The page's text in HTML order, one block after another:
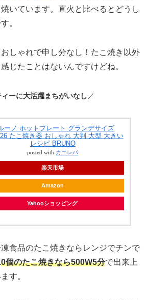
いています。直火と比べるとどうし
。
しゃれで申し分なし！たこ焼き以外
じたことはないんですけどね。
ーに大活躍まちがいなし ／
ーノ ホットプレート グランデサイズ
たこ焼き器 おしゃれ 大判 大型 大きい
レシピ BRUNO
posted with カエレバ
楽天市場
Amazon
Yahooショッピング
食品のたこ焼きならレンジでチンで
0個のたこ焼きなら500W5分で出来上
す。